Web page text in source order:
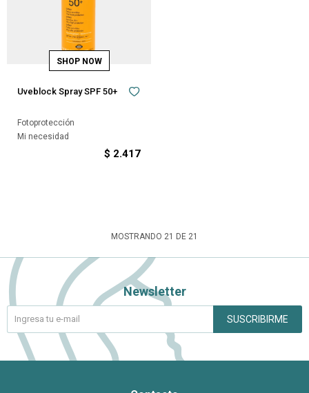
Uveblock Spray SPF 50+
Fotoprotección
Mi necesidad
$ 2.417
MOSTRANDO 21 DE 21
Newsletter
SUSCRIBIRME